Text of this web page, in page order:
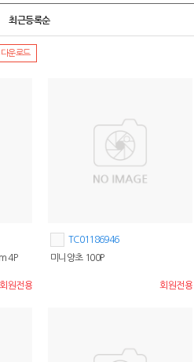
최근등록순
운로드
4P
회원전용
TC01186946
미니양초 100P
회원전용